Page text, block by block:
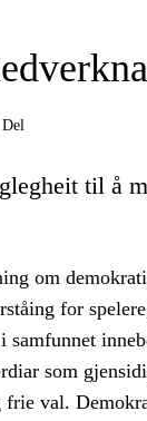
Del
til å
om
for
som
val.